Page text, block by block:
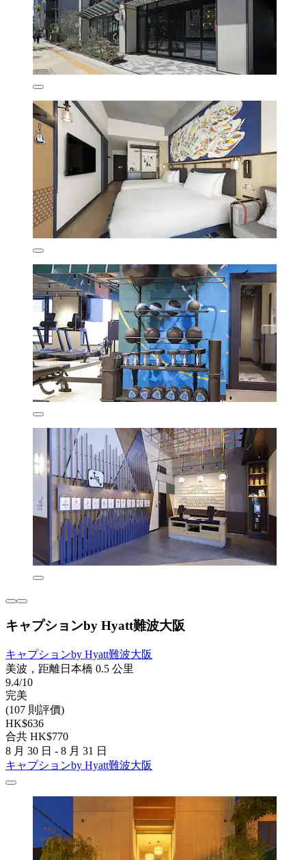
キャプションby Hyatt難波大阪
キャプションby Hyatt難波大阪
美波，距離日本橋 0.5 公里
9.4/10
完美
(107 則評價)
HK$636
合共 HK$770
8 月 30 日 - 8 月 31 日
キャプションby Hyatt難波大阪